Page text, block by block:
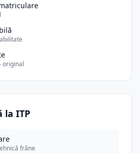
la ITP
frâne